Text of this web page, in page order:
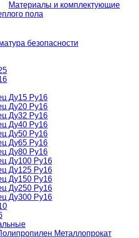
Материалы и комплектующие
пола
безопасности
Ду15 Ру16
Ду20 Ру16
Ду32 Ру16
Ду40 Ру16
Ду50 Ру16
Ду65 Ру16
Ду80 Ру16
Ду100 Ру16
Ду125 Ру16
Ду150 Ру16
Ду250 Ру16
Ду300 Ру16
Металлопрокат